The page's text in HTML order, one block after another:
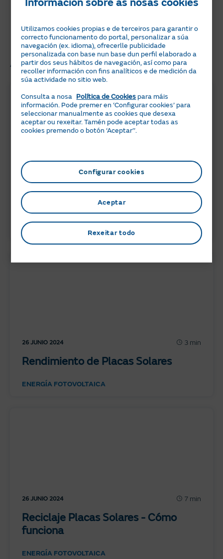
relacionado co aforro enerxético,
cho perdas!
Artigos relacionados
05 JULIO 2024 6 min
Peajes de electricidad 2026: ¿Qué
necesitas saber?
ACTUALIDAD
26 JUNIO 2024 3 min
Rendimiento de Placas Solares
ENERGÍA FOTOVOLTAICA
26 JUNIO 2024 7 min
Reciclaje Placas Solares - Cómo
funciona
ENERGÍA FOTOVOLTAICA
Utilizamos cookies propias e de terceiros para garantir o
correcto funcionamento do portal, personalizar a súa
navegación (ex. idioma), ofrecerlle publicidade
personalizada con base nun base dun perfil elaborado a
partir dos seus hábitos de navegación, así como para
recoller información con fins analíticos e de medición da
súa actividade no sitio web.
Consulta a nosa Política de Cookies para máis
información. Pode premer en ‘Configurar cookies’ para
seleccionar manualmente as cookies que desexa
aceptar ou rexeitar. Tamén pode aceptar todas as
cookies premendo o botón ‘Aceptar’’.
Configurar cookies
Rexeitar todo
Aceptar